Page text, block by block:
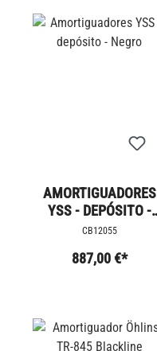
AMORTIGUADORES
YSS - DEPÓSITO -
NEGRO
CB12055
887,00 €*